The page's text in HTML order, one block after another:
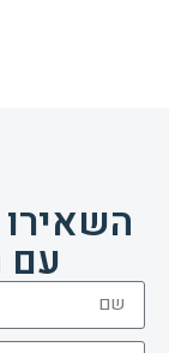
השאירו
עם